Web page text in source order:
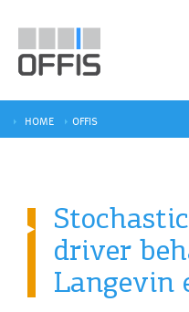
HOME OFFIS
driver
Langevin